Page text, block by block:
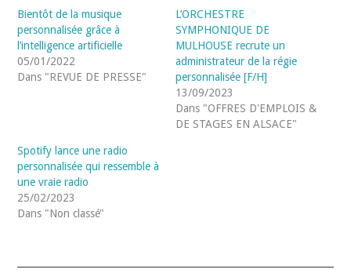
Bientôt de la musique
personnalisée grâce à
l’intelligence artificielle
05/01/2022
Dans "REVUE DE PRESSE"
L’ORCHESTRE
SYMPHONIQUE DE
MULHOUSE recrute un
administrateur de la régie
personnalisée [F/H]
13/09/2023
Dans "OFFRES D'EMPLOIS &
DE STAGES EN ALSACE"
Spotify lance une radio
personnalisée qui ressemble à
une vraie radio
25/02/2023
Dans "Non classé"